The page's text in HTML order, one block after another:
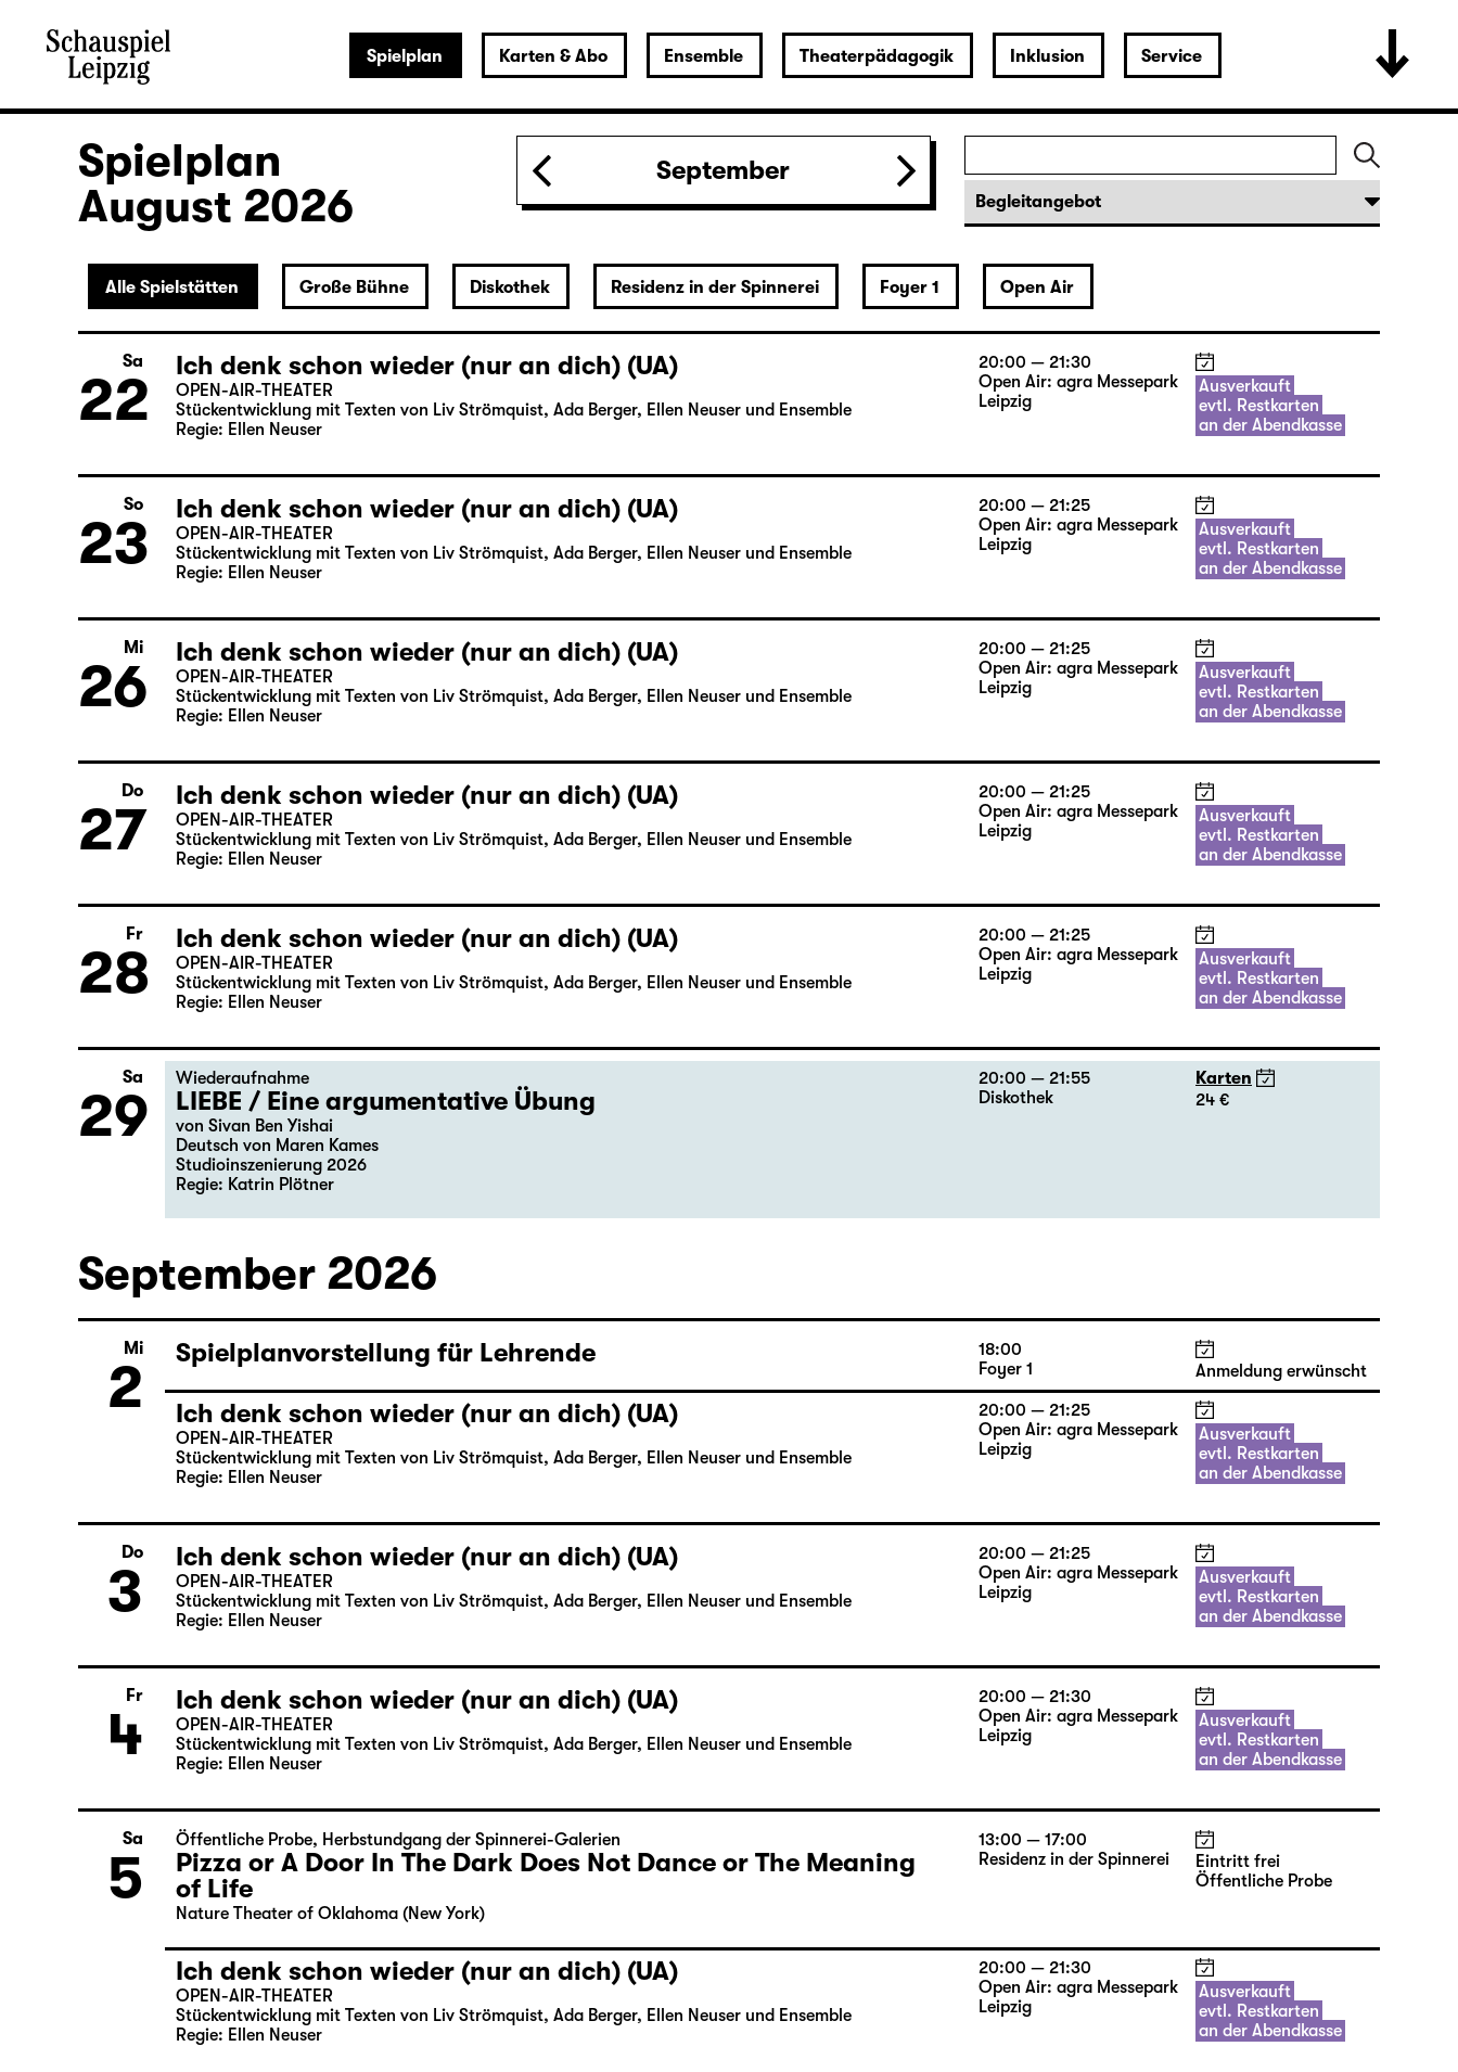
Spielplan Karten & Abo Ensemble Theaterpädagogik Inklusion Service
Spielplan
August 2026
September
Alle Spielstätten Große Bühne Diskothek Residenz in der Spinnerei Foyer 1 Open Air
Sa
22
Ausverkauft
evtl. Restkarten
an der Abendkasse
20:00 — 21:30
Open Air: agra Messepark
Leipzig
Ich denk schon wieder (nur an dich) (UA)
OPEN-AIR-THEATER
Stückentwicklung mit Texten von Liv Strömquist, Ada Berger, Ellen Neuser und Ensemble
Regie: Ellen Neuser
So
23
Ausverkauft
evtl. Restkarten
an der Abendkasse
20:00 — 21:25
Open Air: agra Messepark
Leipzig
Ich denk schon wieder (nur an dich) (UA)
OPEN-AIR-THEATER
Stückentwicklung mit Texten von Liv Strömquist, Ada Berger, Ellen Neuser und Ensemble
Regie: Ellen Neuser
Mi
26
Ausverkauft
evtl. Restkarten
an der Abendkasse
20:00 — 21:25
Open Air: agra Messepark
Leipzig
Ich denk schon wieder (nur an dich) (UA)
OPEN-AIR-THEATER
Stückentwicklung mit Texten von Liv Strömquist, Ada Berger, Ellen Neuser und Ensemble
Regie: Ellen Neuser
Do
27
Ausverkauft
evtl. Restkarten
an der Abendkasse
20:00 — 21:25
Open Air: agra Messepark
Leipzig
Ich denk schon wieder (nur an dich) (UA)
OPEN-AIR-THEATER
Stückentwicklung mit Texten von Liv Strömquist, Ada Berger, Ellen Neuser und Ensemble
Regie: Ellen Neuser
Fr
28
Ausverkauft
evtl. Restkarten
an der Abendkasse
20:00 — 21:25
Open Air: agra Messepark
Leipzig
Ich denk schon wieder (nur an dich) (UA)
OPEN-AIR-THEATER
Stückentwicklung mit Texten von Liv Strömquist, Ada Berger, Ellen Neuser und Ensemble
Regie: Ellen Neuser
Sa
29
Karten
24 €
20:00 — 21:55
Diskothek
Wiederaufnahme
LIEBE / Eine argumentative Übung
von Sivan Ben Yishai
Deutsch von Maren Kames
Studioinszenierung 2026
Regie: Katrin Plötner
September 2026
Mi
2 Anmeldung erwünscht
18:00
Foyer 1
Spielplanvorstellung für Lehrende
Ausverkauft
evtl. Restkarten
an der Abendkasse
20:00 — 21:25
Open Air: agra Messepark
Leipzig
Ich denk schon wieder (nur an dich) (UA)
OPEN-AIR-THEATER
Stückentwicklung mit Texten von Liv Strömquist, Ada Berger, Ellen Neuser und Ensemble
Regie: Ellen Neuser
Do
3
Ausverkauft
evtl. Restkarten
an der Abendkasse
20:00 — 21:25
Open Air: agra Messepark
Leipzig
Ich denk schon wieder (nur an dich) (UA)
OPEN-AIR-THEATER
Stückentwicklung mit Texten von Liv Strömquist, Ada Berger, Ellen Neuser und Ensemble
Regie: Ellen Neuser
Fr
4
Ausverkauft
evtl. Restkarten
an der Abendkasse
20:00 — 21:30
Open Air: agra Messepark
Leipzig
Ich denk schon wieder (nur an dich) (UA)
OPEN-AIR-THEATER
Stückentwicklung mit Texten von Liv Strömquist, Ada Berger, Ellen Neuser und Ensemble
Regie: Ellen Neuser
Sa
5
Eintritt frei
Öffentliche Probe
13:00 — 17:00
Residenz in der Spinnerei
Öffentliche Probe, Herbstundgang der Spinnerei-Galerien
Pizza or A Door In The Dark Does Not Dance or The Meaning
of Life
Nature Theater of Oklahoma (New York)
Ausverkauft
evtl. Restkarten
an der Abendkasse
20:00 — 21:30
Open Air: agra Messepark
Leipzig
Ich denk schon wieder (nur an dich) (UA)
OPEN-AIR-THEATER
Stückentwicklung mit Texten von Liv Strömquist, Ada Berger, Ellen Neuser und Ensemble
Regie: Ellen Neuser